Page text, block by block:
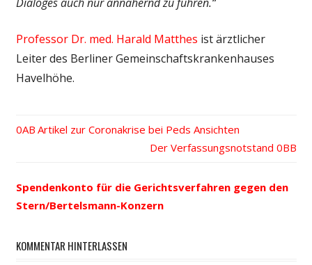
Professor Dr. med. Harald Matthes ist ärztlicher
Leiter des Berliner Gemeinschaftskrankenhauses
Havelhöhe.
Vorheriger
Artikel zur Coronakrise bei Peds Ansichten
Nächster
Der Verfassungsnotstand
Spendenkonto für die Gerichtsverfahren gegen den
Stern/Bertelsmann-Konzern
KOMMENTAR HINTERLASSEN